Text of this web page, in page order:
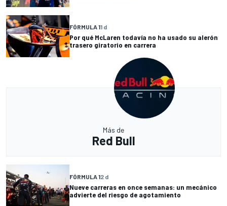
FÓRMULA 11 d
Por qué McLaren todavía no ha usado su alerón
trasero giratorio en carrera
Más de
Red Bull
FÓRMULA 12 d
Nueve carreras en once semanas: un mecánico
advierte del riesgo de agotamiento